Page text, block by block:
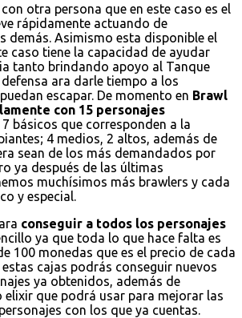
otra persona que en este caso es el
rápidamente actuando de
demás. Asimismo esta disponible el
caso tiene la capacidad de ayudar
tanto brindando apoyo al Tanque
ara darle tiempo a los
escapar. De momento en Brawl
con 15 personajes
básicos que corresponden a la
4 medios, 2 altos, además de
sean de los más demandados por
ya después de las últimas
muchísimos más brawlers y cada
y especial.
conseguir a todos los personajes
ya que toda lo que hace falta es
100 monedas que es el precio de cada
cajas podrás conseguir nuevos
ya obtenidos, además de
elixir que podrá usar para mejorar las
con los que ya cuentas.